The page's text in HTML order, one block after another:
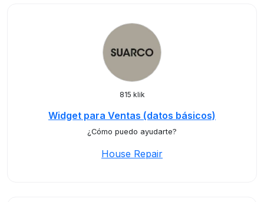
815 klik
Widget para Ventas (datos básicos)
¿Cómo puedo ayudarte?
House Repair